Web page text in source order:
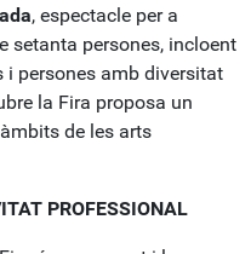
, espectacle per a
setanta persones, incloent
persones amb diversitat
la Fira proposa un
de les arts
PROFESSIONAL